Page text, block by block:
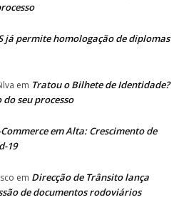
já permite homologação de diplomas
em Tratou o Bilhete de Identidade?
do seu processo
Commerce em Alta: Crescimento de
19
em Direcção de Trânsito lança
de documentos rodoviários